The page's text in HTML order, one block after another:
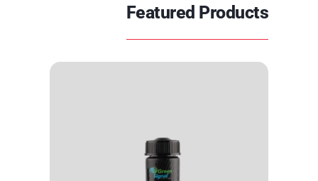
Featured Products